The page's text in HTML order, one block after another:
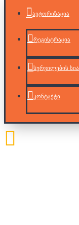
ავტორიზაცია
რეგისტრაცია
სურვილების სია
კონტაქტი